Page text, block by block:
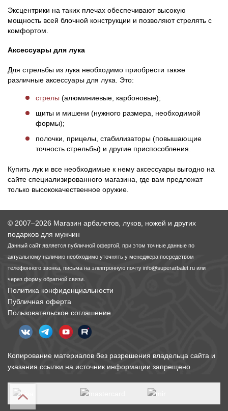
Эксцентрики на таких плечах обеспечивают высокую
мощность всей блочной конструкции и позволяют стрелять с
комфортом.
Аксессуары для лука
Для стрельбы из лука необходимо приобрести также
различные аксессуары для лука. Это:
стрелы (алюминиевые, карбоновые);
щиты и мишени (нужного размера, необходимой
формы);
полочки, прицелы, стабилизаторы (повышающие
точность стрельбы) и другие приспособления.
Купить лук и все необходимые к нему аксессуары выгодно на
сайте специализированного магазина, где вам предложат
только высококачественное оружие.
© 2007–2026 Магазин арбалетов, луков, ножей и других
подарков для мужчин
Данный сайт является публичной офертой, при этом точные данные по
актуальному наличию необходимо уточнять у менеджера посредством
телефонного звонка, письма на электронную почту info@superarbalet.ru или
через форму обратной связи.
Политика конфиденциальности
Публичная оферта
Пользовательское соглашение
Копирование материалов без разрешения владельца сайта и
указания ссылки на источник информации запрещено